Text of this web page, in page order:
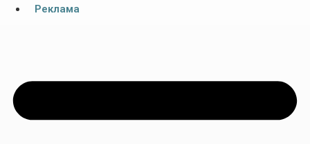
Реклама